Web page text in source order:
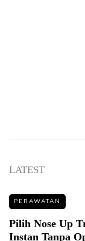
LATEST
PERAWATAN
Pilih Nose Up
Instan Tanpa